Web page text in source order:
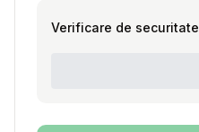
Verificare de securitate